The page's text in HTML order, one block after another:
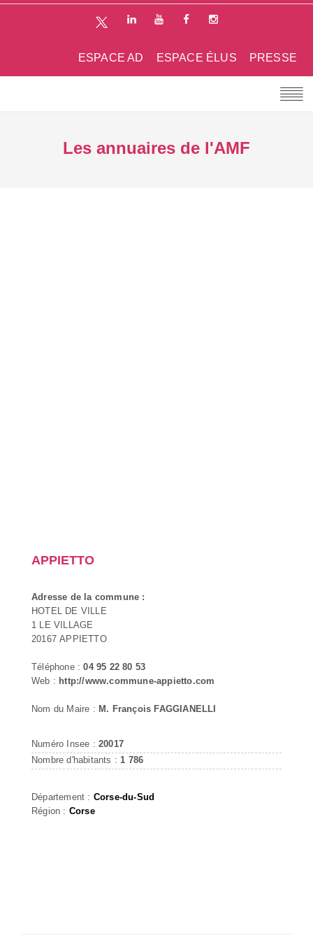
PRESSE
ESPACE ÉLUS
ESPACE AD
Les annuaires de l'AMF
APPIETTO
Adresse de la commune :
HOTEL DE VILLE
1 LE VILLAGE
20167 APPIETTO
Téléphone :04 95 22 80 53
Web : http://www.commune-appietto.com
Nom du Maire : M. François FAGGIANELLI
Numéro Insee : 20017
Nombre d'habitants : 1 786
Département : Corse-du-Sud
Région : Corse